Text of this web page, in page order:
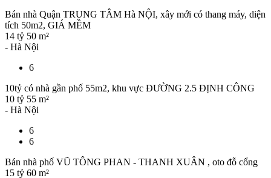
Bán nhà Quận TRUNG TÂM Hà NỘI, xây mới có thang máy, diện
tích 50m2, GIÁ MỀM
14 tỷ 50 m²
- Hà Nội
6
10tỷ có nhà gần phố 55m2, khu vực ĐƯỜNG 2.5 ĐỊNH CÔNG
10 tỷ 55 m²
- Hà Nội
6
6
Bán nhà phố VŨ TÔNG PHAN - THANH XUÂN , oto đỗ cổng
15 tỷ 60 m²